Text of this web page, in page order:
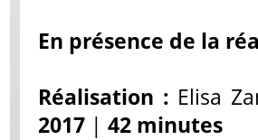
En présence de la
Réalisation : Elisa
2017 | 42 minutes